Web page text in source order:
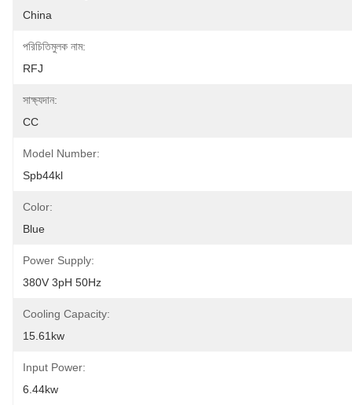
China
পরিচিতিমুলক নাম:
RFJ
সাক্ষ্যদান:
CC
Model Number:
Spb44kl
Color:
Blue
Power Supply:
380V 3pH 50Hz
Cooling Capacity:
15.61kw
Input Power:
6.44kw